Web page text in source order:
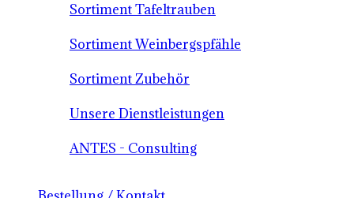
Sortiment Tafeltrauben
Sortiment Weinbergspfähle
Sortiment Zubehör
Unsere Dienstleistungen
ANTES - Consulting